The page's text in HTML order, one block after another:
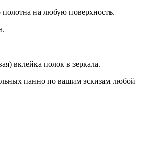
полотна на любую поверхность.
вклейка полок в зеркала.
панно по вашим эскизам любой